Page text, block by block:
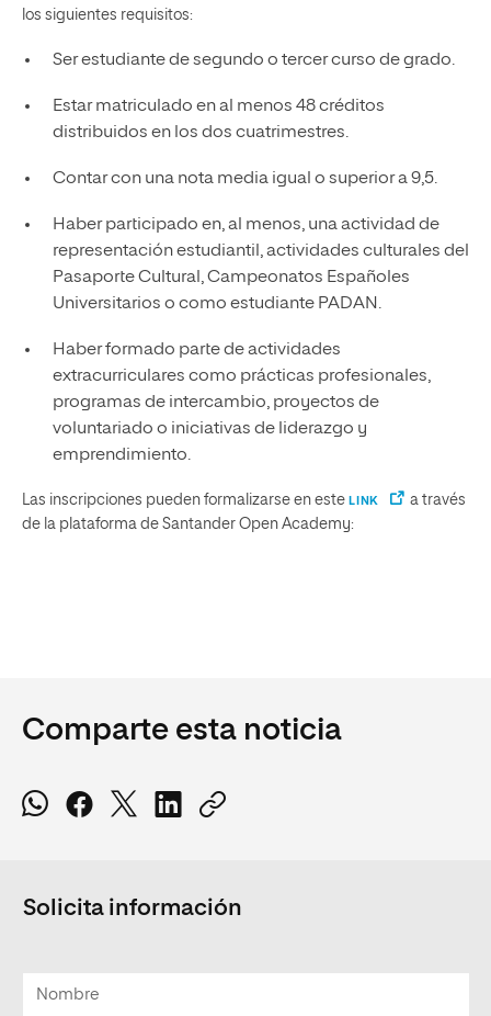
los siguientes requisitos:
Ser estudiante de segundo o tercer curso de grado.
Estar matriculado en al menos 48 créditos
distribuidos en los dos cuatrimestres.
Contar con una nota media igual o superior a 9,5.
Haber participado en, al menos, una actividad de
representación estudiantil, actividades culturales del
Pasaporte Cultural, Campeonatos Españoles
Universitarios o como estudiante PADAN.
Haber formado parte de actividades
extracurriculares como prácticas profesionales,
programas de intercambio, proyectos de
voluntariado o iniciativas de liderazgo y
emprendimiento.
Las inscripciones pueden formalizarse en este LINK
a través
de la plataforma de Santander Open Academy:
Comparte esta noticia
Solicita información